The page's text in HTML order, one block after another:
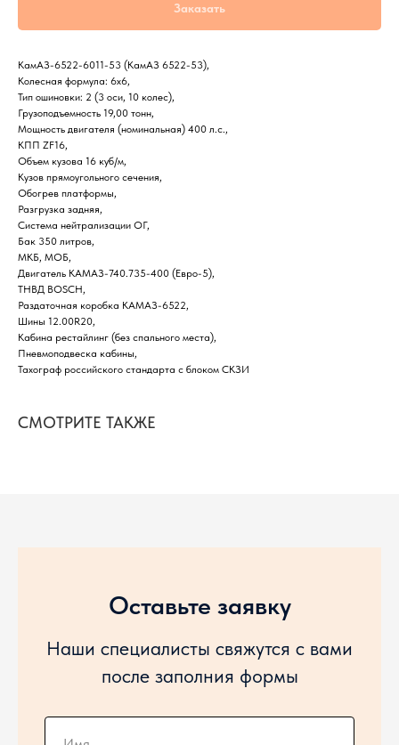
Заказать
КамАЗ-6522-6011-53 (КамАЗ 6522-53),
Колесная формула: 6х6,
Тип ошиновки: 2 (3 оси, 10 колес),
Грузоподъемность 19,00 тонн,
Мощность двигателя (номинальная) 400 л.с.,
КПП ZF16,
Объем кузова 16 куб/м,
Кузов прямоугольного сечения,
Обогрев платформы,
Разгрузка задняя,
Система нейтрализации ОГ,
Бак 350 литров,
МКБ, МОБ,
Двигатель КАМАЗ-740.735-400 (Евро-5),
ТНВД BOSCH,
Раздаточная коробка КАМАЗ-6522,
Шины 12.00R20,
Кабина рестайлинг (без спального места),
Пневмоподвеска кабины,
Тахограф российского стандарта с блоком СКЗИ
СМОТРИТЕ ТАКЖЕ
Оставьте заявку
Наши специалисты свяжутся с вами
после заполния формы